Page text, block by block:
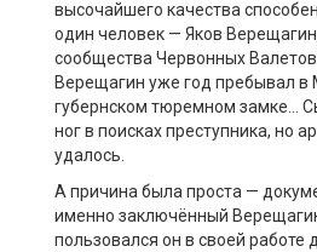
высочайшего качества
один человек — Яков
сообщества Червонных
Верещагин уже год пребывал в
губернском тюремном замке…
ног в поисках преступника, но
удалось.
А причина была проста —
именно заключённый
пользовался он в своей работе